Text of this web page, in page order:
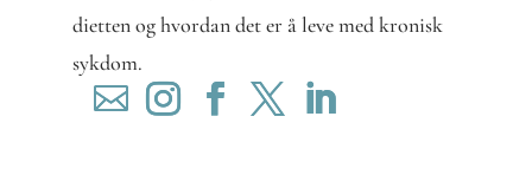
dietten og hvordan det er å leve med kronisk
sykdom.